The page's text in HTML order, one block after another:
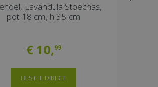
sinensis, pot 30, stam 140
cm, sinaasappelboom
€ 79,99
BESTEL DIRECT